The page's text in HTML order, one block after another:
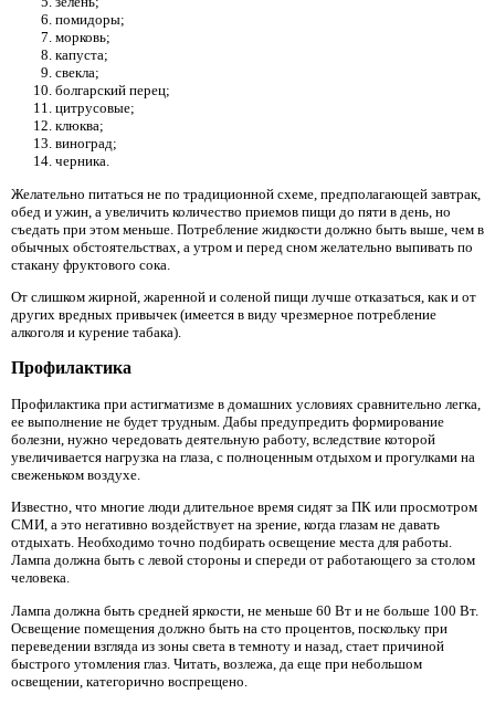
помидоры;
морковь;
капуста;
свекла;
болгарский перец;
цитрусовые;
клюква;
виноград;
черника.
Желательно питаться не по традиционной схеме, предполагающей завтрак,
обед и ужин, а увеличить количество приемов пищи до пяти в день, но
съедать при этом меньше. Потребление жидкости должно быть выше, чем в
обычных обстоятельствах, а утром и перед сном желательно выпивать по
стакану фруктового сока.
От слишком жирной, жаренной и соленой пищи лучше отказаться, как и от
других вредных привычек (имеется в виду чрезмерное потребление
алкоголя и курение табака).
Профилактика
Профилактика при астигматизме в домашних условиях сравнительно легка,
ее выполнение не будет трудным. Дабы предупредить формирование
болезни, нужно чередовать деятельную работу, вследствие которой
увеличивается нагрузка на глаза, с полноценным отдыхом и прогулками на
свеженьком воздухе.
Известно, что многие люди длительное время сидят за ПК или просмотром
СМИ, а это негативно воздействует на зрение, когда глазам не давать
отдыхать. Необходимо точно подбирать освещение места для работы.
Лампа должна быть с левой стороны и спереди от работающего за столом
человека.
Лампа должна быть средней яркости, не меньше 60 Вт и не больше 100 Вт.
Освещение помещения должно быть на сто процентов, поскольку при
переведении взгляда из зоны света в темноту и назад, стает причиной
быстрого утомления глаз. Читать, возлежа, да еще при небольшом
освещении, категорично воспрещено.